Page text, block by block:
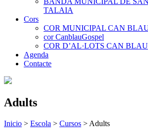
TALAIA
Cors
COR MUNICIPAL CAN
cor CanblauGospel
COR D’AL·LOTS CAN BLAU
Agenda
Contacte
Adults
Inicio > Escola > Cursos > Adults